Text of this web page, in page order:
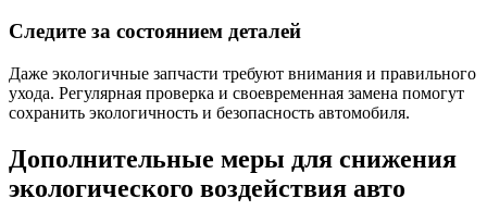
Следите за состоянием деталей
Даже экологичные запчасти требуют внимания и правильного
ухода. Регулярная проверка и своевременная замена помогут
сохранить экологичность и безопасность автомобиля.
Дополнительные меры для снижения
экологического воздействия авто